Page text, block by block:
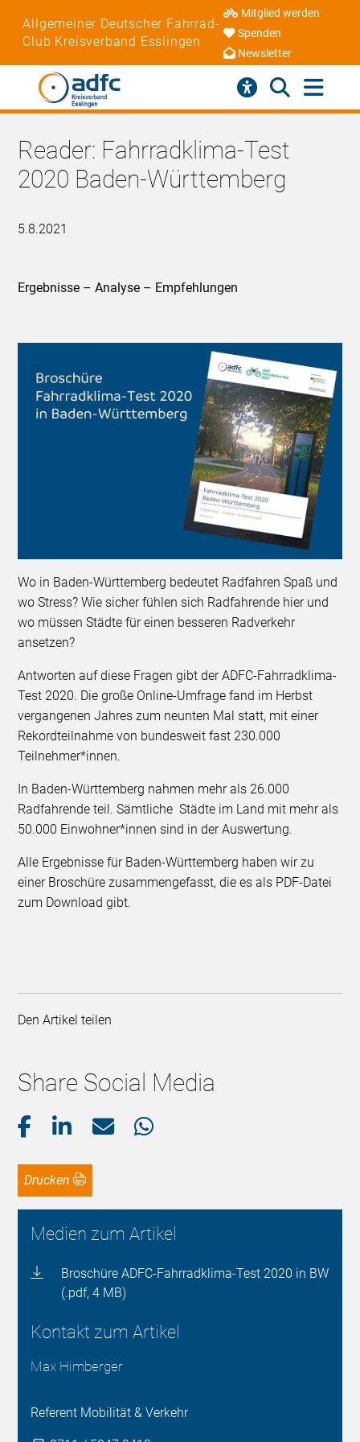
Allgemeiner Deutscher Fahrrad-
Club Kreisverband Esslingen
Mitglied werden
Spenden
Newsletter
Reader: Fahrradklima-Test
2020 Baden-Württemberg
5.8.2021
Ergebnisse – Analyse – Empfehlungen
Wo in Baden-Württemberg bedeutet Radfahren Spaß und
wo Stress? Wie sicher fühlen sich Radfahrende hier und
wo müssen Städte für einen besseren Radverkehr
ansetzen?
Antworten auf diese Fragen gibt der ADFC-Fahrradklima-
Test 2020. Die große Online-Umfrage fand im Herbst
vergangenen Jahres zum neunten Mal statt, mit einer
Rekordteilnahme von bundesweit fast 230.000
Teilnehmer*innen.
In Baden-Württemberg nahmen mehr als 26.000
Radfahrende teil. Sämtliche Städte im Land mit mehr als
50.000 Einwohner*innen sind in der Auswertung.
Alle Ergebnisse für Baden-Württemberg haben wir zu
einer Broschüre zusammengefasst, die es als PDF-Datei
zum Download gibt.
Den Artikel teilen
Share Social Media
Drucken
Medien zum Artikel
Broschüre ADFC-Fahrradklima-Test 2020 in BW
(.pdf, 4 MB)
Kontakt zum Artikel
Max Himberger
Referent Mobilität & Verkehr